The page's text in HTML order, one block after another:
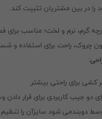
را در بین مشتریان تثبیت کند.
گرم، نرم و لخت؛ مناسب برای
چروک، راحت برای استفاده و
:
کشی برای راحتی بیشتر.
دو جیب کاربردی برای قرار
دوبندمی شود سایزآن را تنظیم